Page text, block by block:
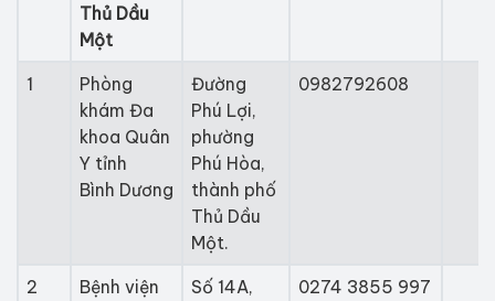
Thủ Dầu
Một
1
Phòng
khám Đa
khoa Quân
Y tỉnh
Bình Dương
Đường
Phú Lợi,
phường
Phú Hòa,
thành phố
Thủ Dầu
Một.
0982792608
2
Bệnh viện
Số 14A,
0274 3855 9​​​97